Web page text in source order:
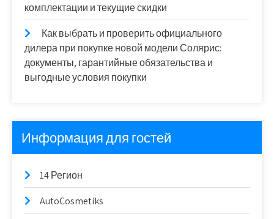
комплектации и текущие скидки
Как выбрать и проверить официального
дилера при покупке новой модели Солярис:
документы, гарантийные обязательства и
выгодные условия покупки
Информация для гостей
14 Регион
AutoCosmetiks